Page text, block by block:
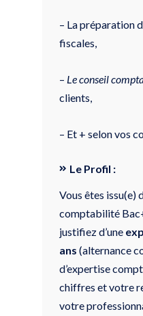
– La préparation
fiscales,
– Le conseil
clients,
– Et + selon vos
Le Profil :
Vous êtes issu(e)
comptabilité
justifiez d’une
ans (alternance
d’expertise
chiffres et votre
votre